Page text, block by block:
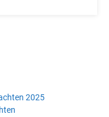
2025